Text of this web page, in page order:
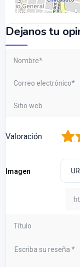
Dejanos tu
Valoración 2
Imagen